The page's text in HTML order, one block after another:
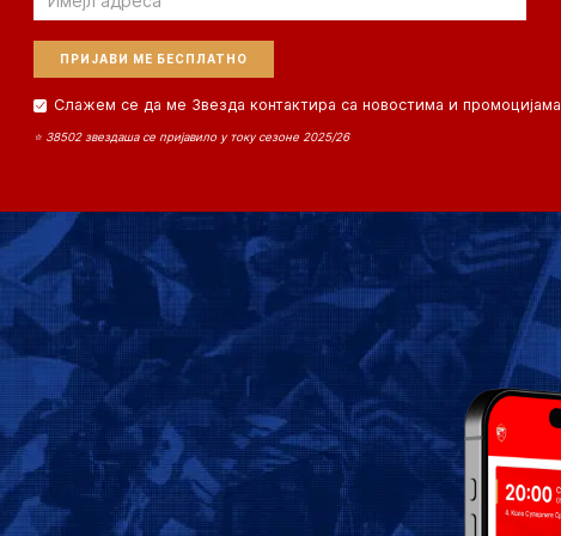
Слажем се да ме Звезда контактира са новостима и промоцијама
⭐ 38502 звездаша се пријавило у току сезоне 2025/26